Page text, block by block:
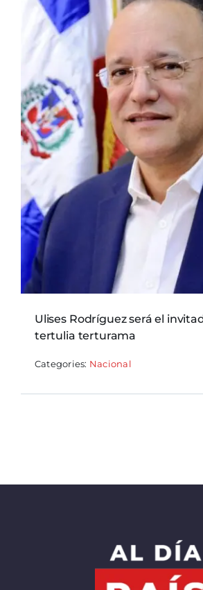
Ulises Rodríguez será el
tertulia terturama
Categories: Nacional